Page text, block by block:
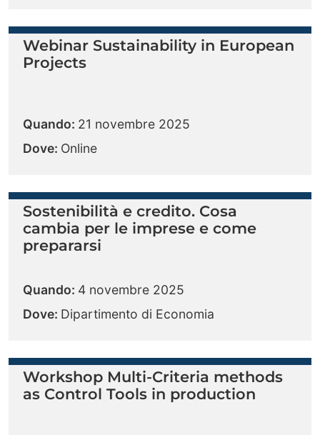
Webinar Sustainability in European
Projects
Quando: 21 novembre 2025
Dove: Online
Sostenibilità e credito. Cosa
cambia per le imprese e come
prepararsi
Quando: 4 novembre 2025
Dove: Dipartimento di Economia
Workshop Multi-Criteria methods
as Control Tools in production